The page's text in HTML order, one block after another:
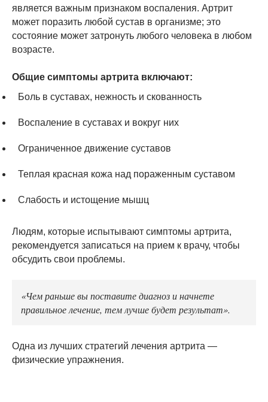
является важным признаком воспаления. Артрит
может поразить любой сустав в организме; это
состояние может затронуть любого человека в любом
возрасте.
Общие симптомы артрита включают:
Боль в суставах, нежность и скованность
Воспаление в суставах и вокруг них
Ограниченное движение суставов
Теплая красная кожа над пораженным суставом
Слабость и истощение мышц
Людям, которые испытывают симптомы артрита,
рекомендуется записаться на прием к врачу, чтобы
обсудить свои проблемы.
«Чем раньше вы поставите диагноз и начнете
правильное лечение, тем лучше будет результат».
Одна из лучших стратегий лечения артрита —
физические упражнения.